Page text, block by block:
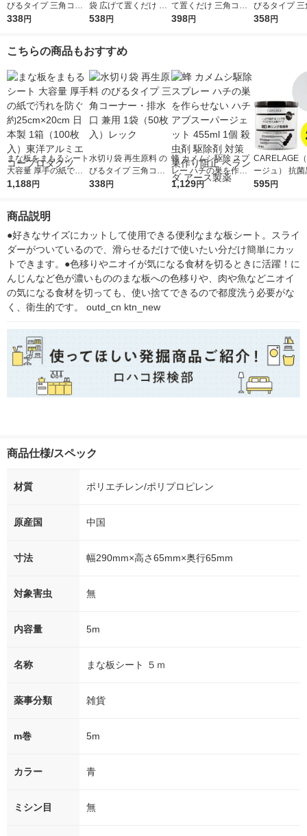
びるタイプ 三角コー
ナー・排水口 兼用 1
338円
袋 広げて置くだけ 三
角コーナー不要 50枚
538円
て置くだけ 三角コー
ナー不要 1袋（30枚
398円
びるタイプ 三
ナー・排水口
358円
こちらの商品もおすすめ
まな板をまもるシート
大容量 厚手の紙で汚
れを防ぐ 約25cm×20c
プロダクツ
1,188円
水切り袋 再生原料 の
びるタイプ 三角コー
ナー・排水口 兼用 1
338円
蜂 カメムシ駆除 スプ
レー ハチの巣を作ら
せない ハチアブスー
アース製薬
1,129円
CARELAGE
ージュ） 抗
グ綿棒 200本
595円
商品説明
●好きなサイズにカットして使用できる便利なまな板シート。スライ
ダーがついているので、滑らせるだけで使いたい分だけ簡単にカッ
トできます。●色移りやニオイが気になる食材を切るときに活躍！に
んじんなど色が濃いもののまな板への色移りや、肉や魚などニオイ
の気になる食材を切っても、使い捨てできるので都度洗う必要がな
く、衛生的です。 outd_cn ktn_new
商品仕様/スペック
材質 ポリエチレン/ポリプロピレン
原産国 中国
寸法 幅290mm×高さ65mm×奥行65mm
対象害虫 無
内容量 5m
名称 まな板シート ５ｍ
薬事分類 雑貨
m巻 5m
カラー 青
ミシン目 無